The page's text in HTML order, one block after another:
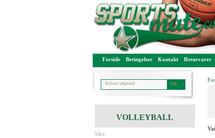
Forside Betingelser Kontakt Returvarer
VOLLEYBALL
Sko